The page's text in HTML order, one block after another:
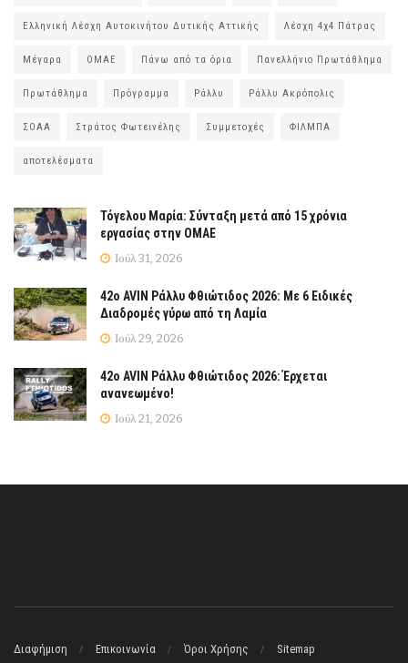
Ελληνική Λέσχη Αυτοκινήτου Δυτικής Αττικής Λέσχη 4χ4 Πάτρας
Μέγαρα ΟΜΑΕ Πάνω από τα όρια Πανελλήνιο Πρωτάθλημα
Πρωτάθλημα Πρόγραμμα Ράλλυ Ράλλυ Ακρόπολις
ΣΟΑΑ Στράτος Φωτεινέλης Συμμετοχές ΦΙΛΜΠΑ
αποτελέσματα
Τόγελου Μαρία: Σύνταξη μετά από 15 χρόνια
εργασίας στην ΟΜΑΕ
Ιούλ 31, 2026
42ο AVIN Ράλλυ Φθιώτιδος 2026: Με 6 Ειδικές
Διαδρομές γύρω από τη Λαμία
Ιούλ 29, 2026
42ο AVIN Ράλλυ Φθιώτιδος 2026: Έρχεται
ανανεωμένο!
Ιούλ 21, 2026
Διαφήμιση Επικοινωνία Όροι Χρήσης Sitemap